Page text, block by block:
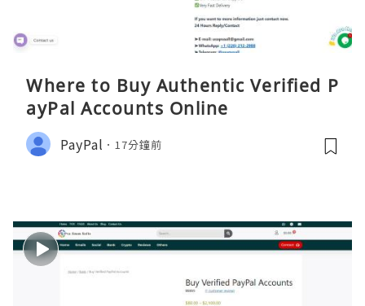
Where to Buy Authentic Verified P
ayPal Accounts Online
PayPal 17分鐘前